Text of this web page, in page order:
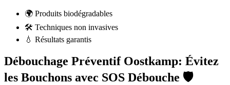
🌍 Produits biodégradables
🛠️ Techniques non invasives
💧 Résultats garantis
Débouchage Préventif Oostkamp: Évitez
les Bouchons avec SOS Débouche 🛡️